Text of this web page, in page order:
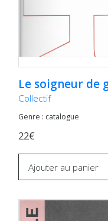
Le soigneur de
Collectif
Genre : catalogue
22€
Ajouter au panier